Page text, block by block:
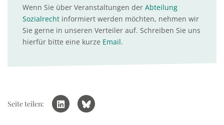
Wenn Sie über Veranstaltungen der Abteilung
Sozialrecht informiert werden möchten, nehmen wir
Sie gerne in unseren Verteiler auf. Schreiben Sie uns
hierfür bitte eine kurze Email.
Seite teilen: